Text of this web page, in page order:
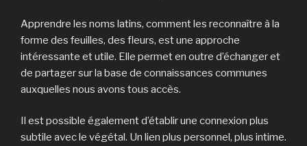
Apprendre les noms latins, comment les reconnaître à la
forme des feuilles, des fleurs, est une approche
intéressante et utile. Elle permet en outre d’échanger et
de partager sur la base de connaissances communes
auxquelles nous avons tous accès.
Il est possible également d’établir une connexion plus
subtile avec le végétal. Un lien plus personnel, plus intime.